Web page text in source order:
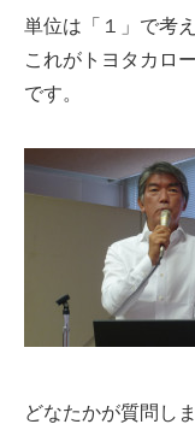
単位は「１」で考
これがトヨタカロ
です。
どなたかが質問しま